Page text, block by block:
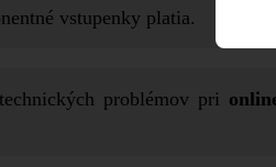
vstupenky platia.
problémov pri